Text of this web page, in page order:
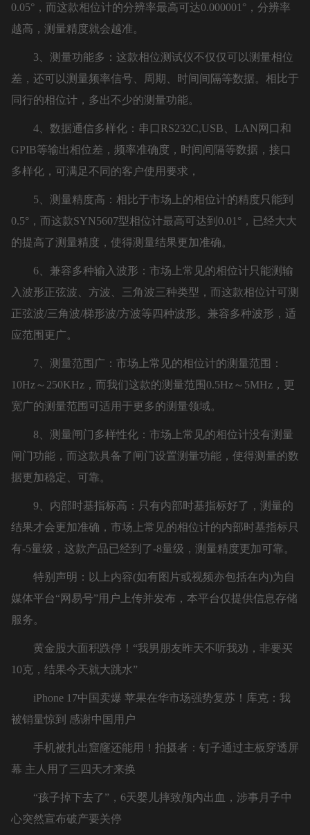
0.05°，而这款相位计的分辨率最高可达0.000001°，分辨率
越高，测量精度就会越准。
3、测量功能多：这款相位测试仪不仅仅可以测量相位
差，还可以测量频率信号、周期、时间间隔等数据。相比于
同行的相位计，多出不少的测量功能。
4、数据通信多样化：串口RS232C,USB、LAN网口和
GPIB等输出相位差，频率准确度，时间间隔等数据，接口
多样化，可满足不同的客户使用要求，
5、测量精度高：相比于市场上的相位计的精度只能到
0.5°，而这款SYN5607型相位计最高可达到0.01°，已经大大
的提高了测量精度，使得测量结果更加准确。
6、兼容多种输入波形：市场上常见的相位计只能测输
入波形正弦波、方波、三角波三种类型，而这款相位计可测
正弦波/三角波/梯形波/方波等四种波形。兼容多种波形，适
应范围更广。
7、测量范围广：市场上常见的相位计的测量范围：
10Hz～250KHz，而我们这款的测量范围0.5Hz～5MHz，更
宽广的测量范围可适用于更多的测量领域。
8、测量闸门多样性化：市场上常见的相位计没有测量
闸门功能，而这款具备了闸门设置测量功能，使得测量的数
据更加稳定、可靠。
9、内部时基指标高：只有内部时基指标好了，测量的
结果才会更加准确，市场上常见的相位计的内部时基指标只
有-5量级，这款产品已经到了-8量级，测量精度更加可靠。
特别声明：以上内容(如有图片或视频亦包括在内)为自
媒体平台“网易号”用户上传并发布，本平台仅提供信息存储
服务。
黄金股大面积跌停！“我男朋友昨天不听我劝，非要买
10克，结果今天就大跳水”
iPhone 17中国卖爆 苹果在华市场强势复苏！库克：我
被销量惊到 感谢中国用户
手机被扎出窟窿还能用！拍摄者：钉子通过主板穿透屏
幕 主人用了三四天才来换
“孩子掉下去了”，6天婴儿摔致颅内出血，涉事月子中
心突然宣布破产要关停